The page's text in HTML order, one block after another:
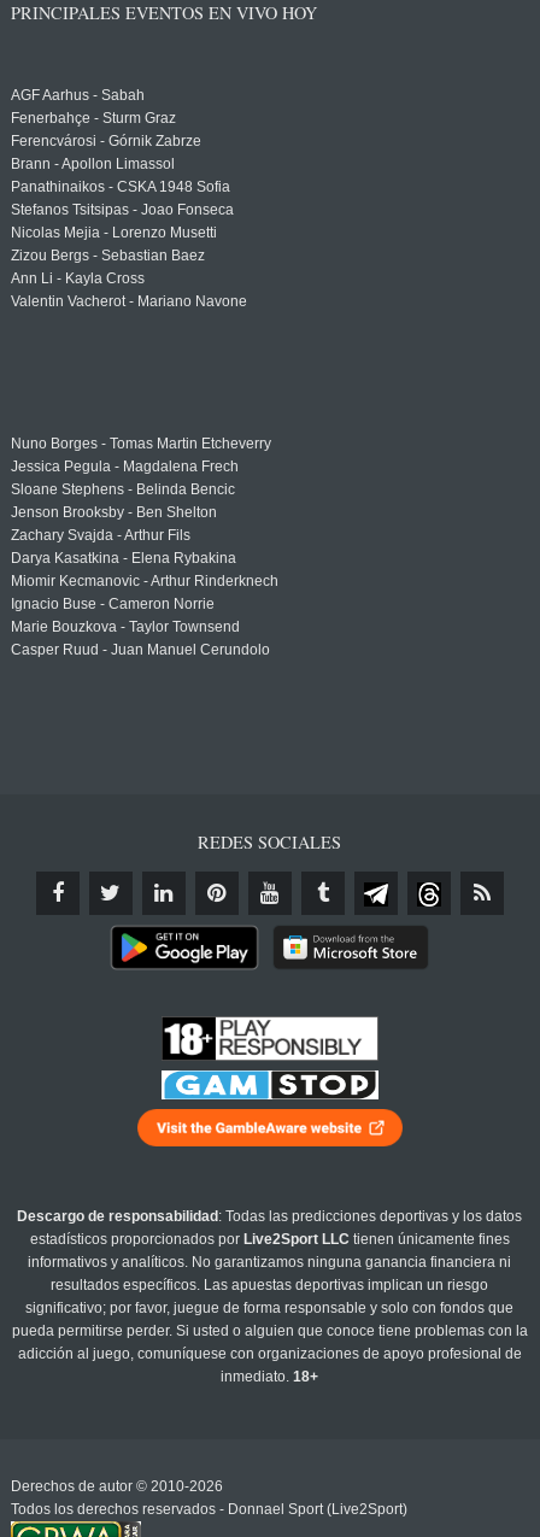
PRINCIPALES EVENTOS EN VIVO HOY
AGF Aarhus - Sabah
Fenerbahçe - Sturm Graz
Ferencvárosi - Górnik Zabrze
Brann - Apollon Limassol
Panathinaikos - CSKA 1948 Sofia
Stefanos Tsitsipas - Joao Fonseca
Nicolas Mejia - Lorenzo Musetti
Zizou Bergs - Sebastian Baez
Ann Li - Kayla Cross
Valentin Vacherot - Mariano Navone
Nuno Borges - Tomas Martin Etcheverry
Jessica Pegula - Magdalena Frech
Sloane Stephens - Belinda Bencic
Jenson Brooksby - Ben Shelton
Zachary Svajda - Arthur Fils
Darya Kasatkina - Elena Rybakina
Miomir Kecmanovic - Arthur Rinderknech
Ignacio Buse - Cameron Norrie
Marie Bouzkova - Taylor Townsend
Casper Ruud - Juan Manuel Cerundolo
REDES SOCIALES
Descargo de responsabilidad : Todas las predicciones deportivas y los datos
estadísticos proporcionados por Live2Sport LLC tienen únicamente fines
informativos y analíticos. No garantizamos ninguna ganancia financiera ni
resultados específicos. Las apuestas deportivas implican un riesgo
significativo; por favor, juegue de forma responsable y solo con fondos que
pueda permitirse perder. Si usted o alguien que conoce tiene problemas con la
adicción al juego, comuníquese con organizaciones de apoyo profesional de
inmediato.18+
Derechos de autor © 2010-2026
Todos los derechos reservados - Donnael Sport (Live2Sport)